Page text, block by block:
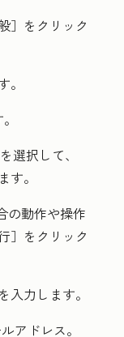
］をクリック
。
選択して、
す。
の動作や操作
］をクリック
入力します。
アドレス。